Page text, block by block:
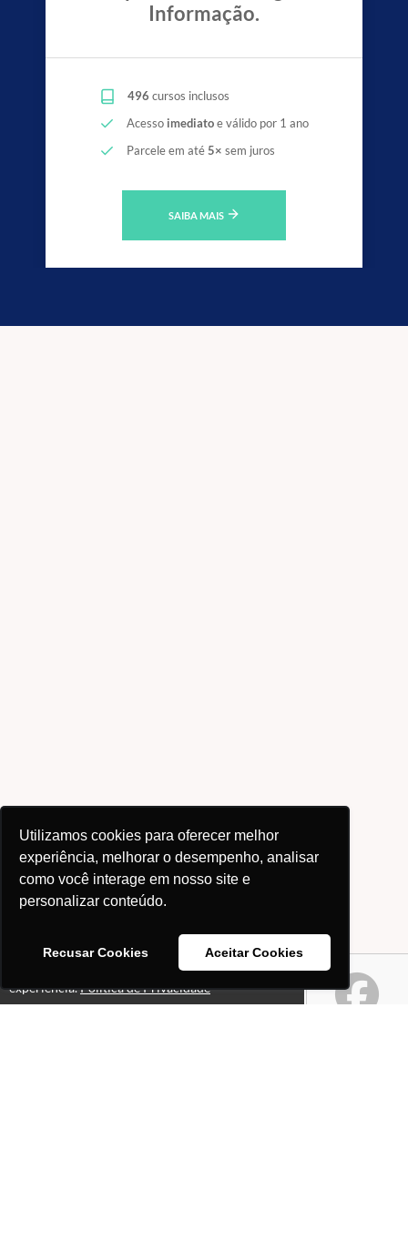
Utilizamos cookies para oferecer melhor
experiência, melhorar o desempenho, analisar
como você interage em nosso site e
personalizar conteúdo.
Recusar Cookies Aceitar Cookies
Informação.
496 cursos inclusos
Acesso imediatoe válido por 1 ano
Parcele em até5× sem juros
SAIBA MAIS
Este site usa cookies para melhorar sua
experiência.Política de Privacidade
Ok!